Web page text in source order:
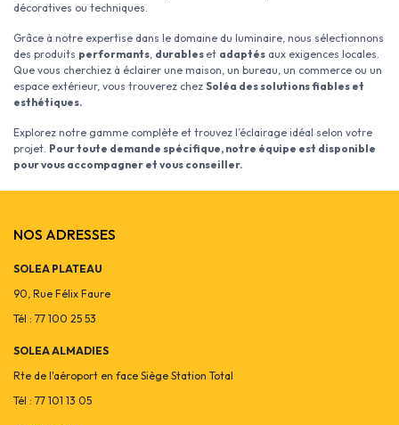
décoratives ou techniques.
Grâce à notre expertise dans le domaine du luminaire, nous sélectionnons
des produits performants, durables et adaptés aux exigences locales.
Que vous cherchiez à éclairer une maison, un bureau, un commerce ou un
espace extérieur, vous trouverez chez Soléa des solutions fiables et
esthétiques.
Explorez notre gamme complète et trouvez l’éclairage idéal selon votre
projet. Pour toute demande spécifique, notre équipe est disponible
pour vous accompagner et vous conseiller.
NOS ADRESSES
SOLEA PLATEAU
90, Rue Félix Faure
Tél : 77 100 25 53
SOLEA ALMADIES
Rte de l'aéroport en face Siège Station Total
Tél : 77 101 13 05